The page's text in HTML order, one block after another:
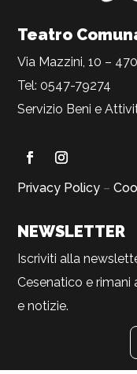
Teatro
Via Mazzini, 10 –
Tel: 0547-79274
Servizio Beni e
Privacy Policy –
NEWSLETTER
Iscriviti alla
Cesenatico e
e notizie.